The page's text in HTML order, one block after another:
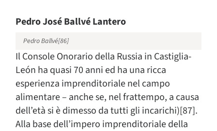
Pedro José Ballvé Lantero
Pedro Ballvé[86]
Il Console Onorario della Russia in Castiglia-
León ha quasi 70 anni ed ha una ricca
esperienza imprenditoriale nel campo
alimentare – anche se, nel frattempo, a causa
dell’età si è dimesso da tutti gli incarichi)[87].
Alla base dell’impero imprenditoriale della